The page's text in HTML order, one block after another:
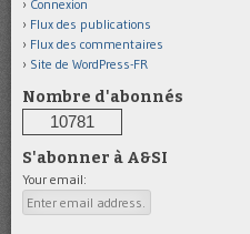
Connexion
Flux des publications
Flux des commentaires
Site de WordPress-FR
Nombre d'abonnés
10781
S'abonner à A&SI
Your email: